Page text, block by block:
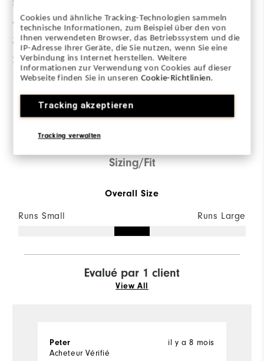
Cookies und ähnliche Tracking-Technologien sammeln
technische Informationen, zum Beispiel über den von
Ihnen verwendeten Browser, das Betriebssystem und die
IP-Adresse Ihrer Geräte, die Sie nutzen, wenn Sie eine
Verbindung ins Internet herstellen. Weitere
Informationen zur Verwendung von Cookies auf dieser
Webseite finden Sie in unserenCookie-Richtlinien.
Tracking akzeptieren
Tracking verwalten
5 Etoiles
4 Etoiles
3 Etoiles 0
2 Etoiles
1 Etoile
100%
recommanderaient à un ami
Sizing/Fit
Overall Size
Runs Small Runs Large
Evalué par 1 client
View All
il y a 8 mois
Peter
Acheteur Vérifié